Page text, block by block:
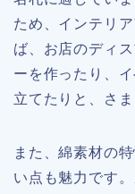
ため、インテリ
ば、お店のディ
ーを作ったり、
立てたりと、さ
また、綿素材の
い点も魅力です